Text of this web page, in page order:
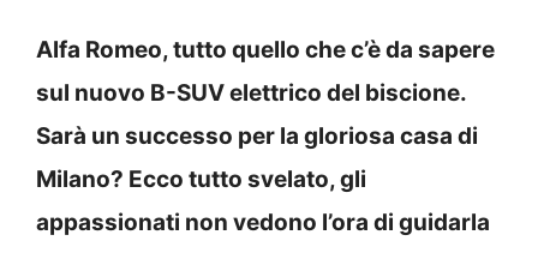
Alfa Romeo, tutto quello che c’è da sapere
sul nuovo B-SUV elettrico del biscione.
Sarà un successo per la gloriosa casa di
Milano? Ecco tutto svelato, gli
appassionati non vedono l’ora di guidarla